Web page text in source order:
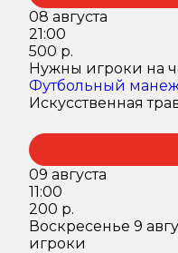
08 августа
21:00
500 р.
Нужны игроки на
Футбольный
Искусственная
09 августа
11:00
200 р.
Воскресенье 9
игроки